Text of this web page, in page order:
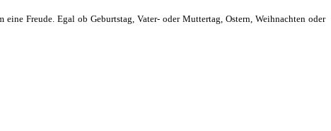
Freude. Egal ob Geburtstag, Vater- oder Muttertag, Ostern, Weihnachten oder